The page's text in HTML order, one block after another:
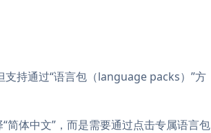
持通过“语言包（language packs）”方
体中文”，而是需要通过点击专属语言包